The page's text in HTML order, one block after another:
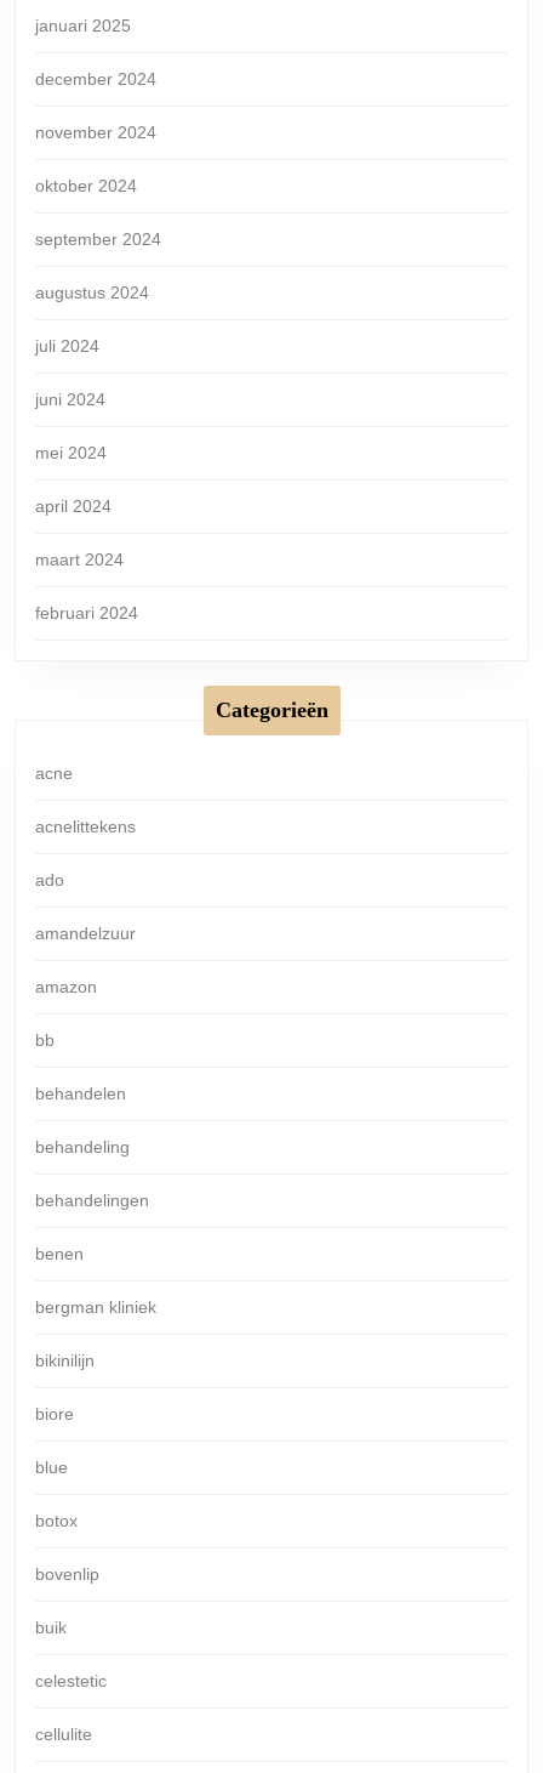
januari 2025
december 2024
november 2024
oktober 2024
september 2024
augustus 2024
juli 2024
juni 2024
mei 2024
april 2024
maart 2024
februari 2024
Categorieën
acne
acnelittekens
ado
amandelzuur
amazon
bb
behandelen
behandeling
behandelingen
benen
bergman kliniek
bikinilijn
biore
blue
botox
bovenlip
buik
celestetic
cellulite